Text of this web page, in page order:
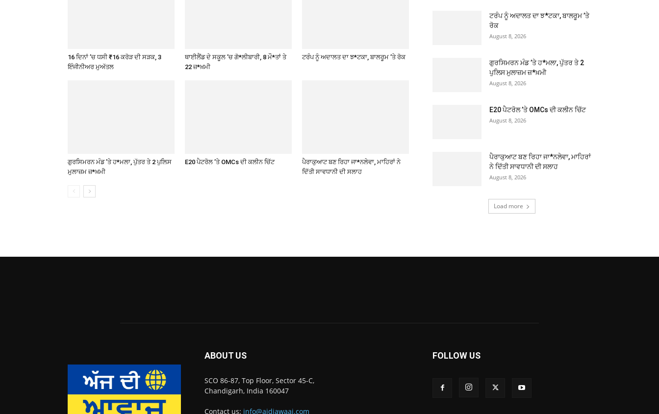
16 ਦਿਨਾਂ ’ਚ ਧਸੀ ₹16 ਕਰੋੜ ਦੀ ਸੜਕ, 3
ਇੰਜੀਨੀਅਰ ਮੁਅੱਤਲ
ਥਾਈਲੈਂਡ ਦੇ ਸਕੂਲ ’ਚ ਗੋ*ਲੀਬਾਰੀ, 8 ਮੌ*ਤਾਂ ਤੇ
22 ਜ਼*ਖ਼ਮੀ
ਟਰੰਪ ਨੂੰ ਅਦਾਲਤ ਦਾ ਝ*ਟਕਾ, ਬਾਲਰੂਮ ’ਤੇ ਰੋਕ
ਗੁਰਸਿਮਰਨ ਮੰਡ ’ਤੇ ਹ*ਮਲਾ, ਪੁੱਤਰ ਤੇ 2 ਪੁਲਿਸ
ਮੁਲਾਜ਼ਮ ਜ਼*ਖ਼ਮੀ
E20 ਪੈਟਰੋਲ ’ਤੇ OMCs ਦੀ ਕਲੀਨ ਚਿੱਟ
ਪੈਰਾਕੁਆਟ ਬਣ ਰਿਹਾ ਜਾ*ਨਲੇਵਾ, ਮਾਹਿਰਾਂ ਨੇ
ਦਿੱਤੀ ਸਾਵਧਾਨੀ ਦੀ ਸਲਾਹ
ਟਰੰਪ ਨੂੰ ਅਦਾਲਤ ਦਾ ਝ*ਟਕਾ, ਬਾਲਰੂਮ ’ਤੇ
ਰੋਕ
August 8, 2026
ਗੁਰਸਿਮਰਨ ਮੰਡ ’ਤੇ ਹ*ਮਲਾ, ਪੁੱਤਰ ਤੇ 2
ਪੁਲਿਸ ਮੁਲਾਜ਼ਮ ਜ਼*ਖ਼ਮੀ
August 8, 2026
E20 ਪੈਟਰੋਲ ’ਤੇ OMCs ਦੀ ਕਲੀਨ ਚਿੱਟ
August 8, 2026
ਪੈਰਾਕੁਆਟ ਬਣ ਰਿਹਾ ਜਾ*ਨਲੇਵਾ, ਮਾਹਿਰਾਂ
ਨੇ ਦਿੱਤੀ ਸਾਵਧਾਨੀ ਦੀ ਸਲਾਹ
August 8, 2026
Load more
ABOUT US
SCO 86-87, Top Floor, Sector 45-C,
Chandigarh, India 160047
Contact us: info@ajdiawaaj.com
FOLLOW US